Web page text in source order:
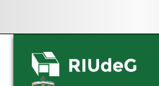
Skip
navigation